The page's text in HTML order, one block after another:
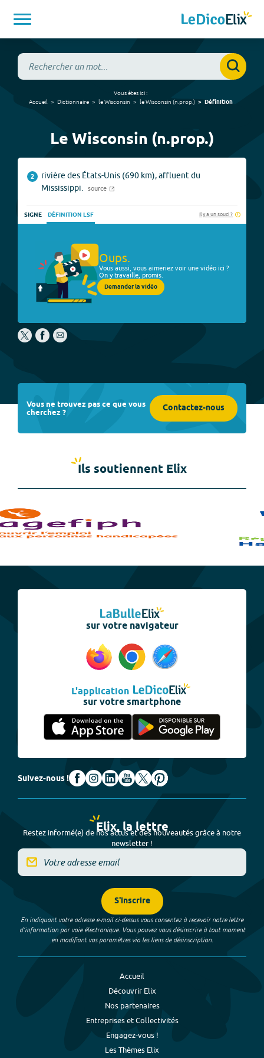
Vous êtes ici :
Accueil
Dictionnaire le Wisconsin le Wisconsin (n.prop.) Définition
Le Wisconsin (n.prop.)
2
rivière des États-Unis (690 km), affluent du
Mississippi.
source
SIGNE DÉFINITION LSF Il y a un souci ?
Oups.
Vous aussi, vous aimeriez voir une vidéo ici ?
On y travaille, promis.
Demander la vidéo
Vous ne trouvez pas ce que vous
cherchez ? Contactez-nous
Ils soutiennent Elix
sur votre navigateur
L'application
sur votre smartphone
Suivez-nous !
Elix, la lettre
Restez informé(e) de nos actus et des nouveautés grâce à notre
newsletter !
S'inscrire
En indiquant votre adresse e-mail ci-dessus vous consentez à recevoir notre lettre
d’information par voie électronique. Vous pouvez vous désinscrire à tout moment
en modifiant vos paramètres via les liens de désinscription.
Accueil
Découvrir Elix
Nos partenaires
Entreprises et Collectivités
Engagez-vous !
Les Thèmes Elix